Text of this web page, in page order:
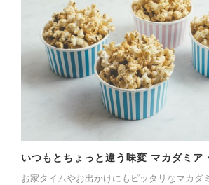
いつもとちょっと違う味変 マカダミア
お家タイムやお出かけにもピッタリなマカダ